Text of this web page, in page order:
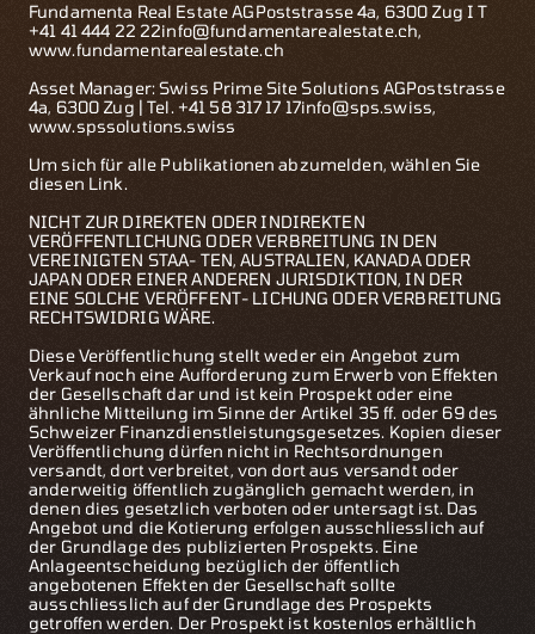
Fundamenta Real Estate AGPoststrasse 4a, 6300 Zug I T
+41 41 444 22 22info@fundamentarealestate.ch,
www.fundamentarealestate.ch
Asset Manager: Swiss Prime Site Solutions AGPoststrasse
4a, 6300 Zug | Tel. +41 58 317 17 17info@sps.swiss,
www.spssolutions.swiss
Um sich für alle Publikationen abzumelden,wählen Sie
diesen Link.
NICHT ZUR DIREKTEN ODER INDIREKTEN
VERÖFFENTLICHUNG ODER VERBREITUNG IN DEN
VEREINIGTEN STAA- TEN, AUSTRALIEN, KANADA ODER
JAPAN ODER EINER ANDEREN JURISDIKTION, IN DER
EINE SOLCHE VERÖFFENT- LICHUNG ODER VERBREITUNG
RECHTSWIDRIG WÄRE.
Diese Veröffentlichung stellt weder ein Angebot zum
Verkauf noch eine Aufforderung zum Erwerb von Effekten
der Gesellschaft dar und ist kein Prospekt oder eine
ähnliche Mitteilung im Sinne der Artikel 35 ff. oder 69 des
Schweizer Finanzdienstleistungsgesetzes. Kopien dieser
Veröffentlichung dürfen nicht in Rechtsordnungen
versandt, dort verbreitet, von dort aus versandt oder
anderweitig öffentlich zugänglich gemacht werden, in
denen dies gesetzlich verboten oder untersagt ist. Das
Angebot und die Kotierung erfolgen ausschliesslich auf
der Grundlage des publizierten Prospekts. Eine
Anlageentscheidung bezüglich der öffentlich
angebotenen Effekten der Gesellschaft sollte
ausschliesslich auf der Grundlage des Prospekts
getroffen werden. Der Prospekt ist kostenlos erhältlich